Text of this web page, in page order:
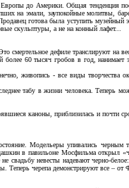
Европы до Америки. Общая тенденция
на эмали, заупокойные молитвы,
готова была уступить музейный
скульптуры, а не на конный лафет...
смертельное дефиле транслируют на
60 тысяч гробов в год, нанимает
живопись - все виды творчества
табу в жизни человека. Теперь
каноны, приблизилась и почти
Модельеры упивались черным
в павильоне Мосфильма открыл
свадьбу невесты надевают черно-
Теперь черепа демонстрируют все – от